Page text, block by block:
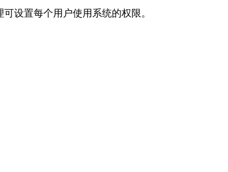
设置每个用户使用系统的权限。